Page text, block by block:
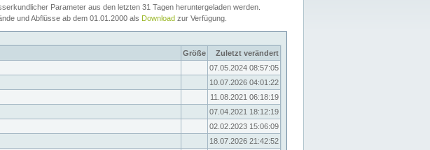
Parameter aus den letzten 31 Tagen heruntergeladen werden.
und Abflüsse ab dem 01.01.2000 als Download zur Verfügung.
Größe
Zuletzt verändert
07.05.2024 08:57:05
10.07.2026 04:01:22
11.08.2021 06:18:19
07.04.2021 18:12:19
02.02.2023 15:06:09
18.07.2026 21:42:52